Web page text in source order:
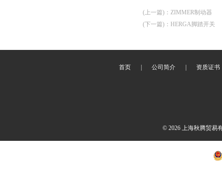
(上一篇) ： ZIMMER制动器
(下一篇) ： HERGA脚踏开关
首页 公司简介 资质证书
© 2026 上海秋腾贸易